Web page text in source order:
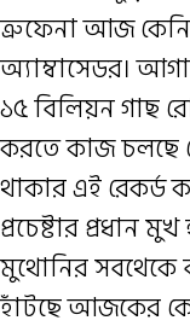
ত্রুফেনা আজ
অ্যাম্বাসেডর।
১৫ বিলিয়ন গাছ
করতে কাজ চলছে
থাকার এই
প্রচেষ্টার প্রধান
মুথোনির সবথেকে
হাঁটছে আজকের